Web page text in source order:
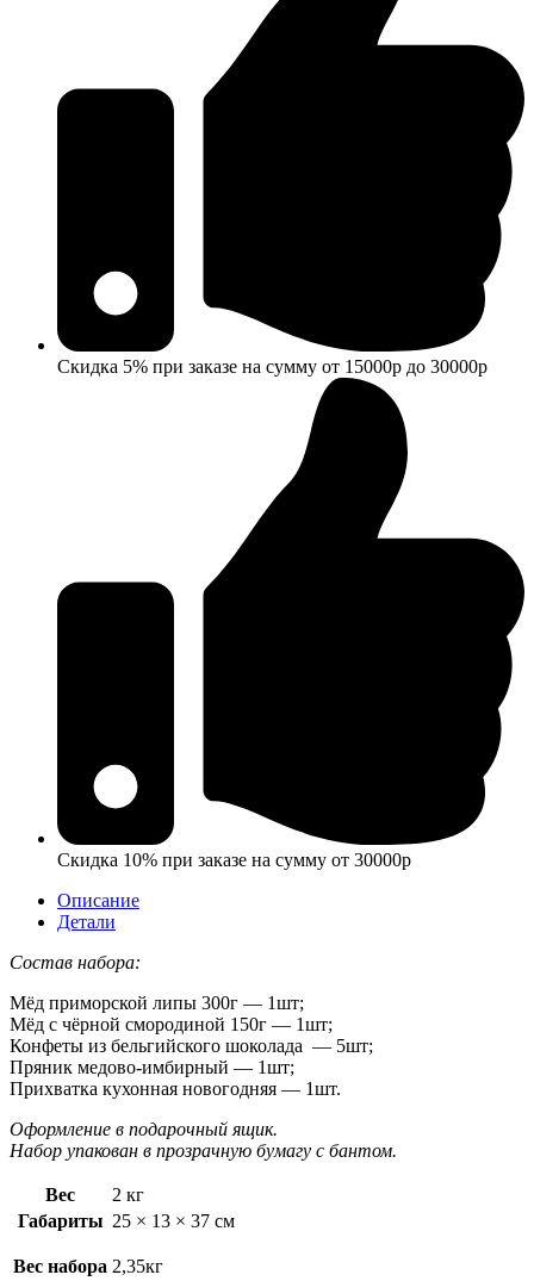
Скидка 5% при заказе на сумму от 15000р до 30000р
Скидка 10% при заказе на сумму от 30000р
Описание
Детали
Состав набора:
Мёд приморской липы 300г — 1шт;
Мёд с чёрной смородиной 150г — 1шт;
Конфеты из бельгийского шоколада — 5шт;
Пряник медово-имбирный — 1шт;
Прихватка кухонная новогодняя — 1шт.
Оформление в подарочный ящик.
Набор упакован в прозрачную бумагу с бантом.
Вес
2 кг
Габариты 25 × 13 × 37 см
Вес набора 2,35кг